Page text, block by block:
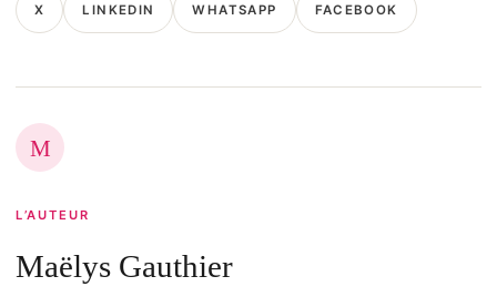
X LINKEDIN WHATSAPP FACEBOOK
M
L’AUTEUR
Maëlys Gauthier